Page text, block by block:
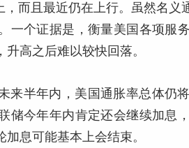
，而且最近仍在上行。虽然名
一个证据是，衡量美国各项服
高之后难以较快回落。
来半年内，美国通胀率总体仍
储今年年内肯定还会继续加息
息可能基本上会结束。